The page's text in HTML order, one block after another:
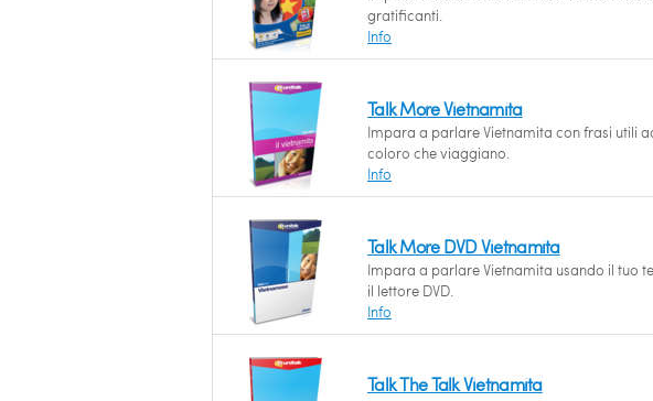
gratificanti.
Info
Talk More Vietnamita
Impara a parlare Vietnamita con frasi utili
coloro che viaggiano.
Info
Talk More DVD Vietnamita
Impara a parlare Vietnamita usando il tuo
il lettore DVD.
Info
Talk The Talk Vietnamita